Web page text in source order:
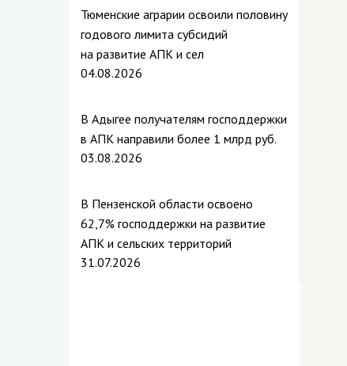
Тюменские аграрии освоили половину
годового лимита субсидий
на развитие АПК и сел
04.08.2026
В Адыгее получателям господдержки
в АПК направили более 1 млрд руб.
03.08.2026
В Пензенской области освоено
62,7% господдержки на развитие
АПК и сельских территорий
31.07.2026